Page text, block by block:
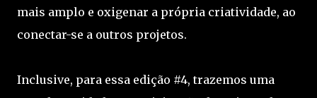
mais amplo e oxigenar a própria criatividade, ao
conectar-se a outros projetos.
Inclusive, para essa edição #4, trazemos uma